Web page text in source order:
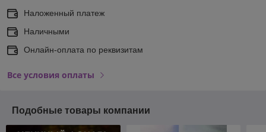
Наложенный платеж
Наличными
Онлайн-оплата по реквизитам
Все условия оплаты
Подобные товары компании